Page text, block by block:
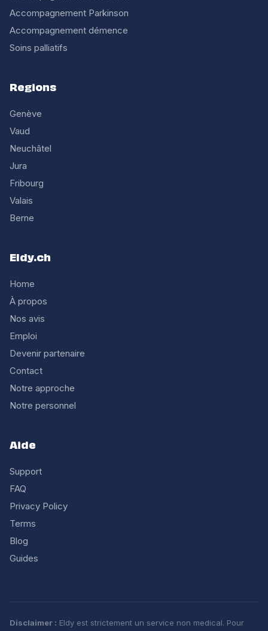
Accompagnement Parkinson
Accompagnement démence
Soins palliatifs
Regions
Genève
Vaud
Neuchâtel
Jura
Fribourg
Valais
Berne
Eldy.ch
Home
À propos
Nos avis
Emploi
Devenir partenaire
Contact
Notre approche
Notre personnel
Aide
Support
FAQ
Privacy Policy
Terms
Blog
Guides
Disclaimer : Eldy est strictement un service non medical. Pour